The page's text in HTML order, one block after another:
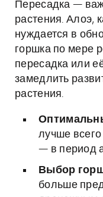
Пересадка —
растения. Алоэ,
нуждается в
горшка по мере
пересадка или
замедлить
растения.
лучше
— в период
Выбор
больше